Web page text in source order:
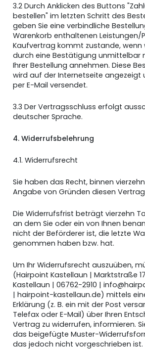
3.2 Durch Anklicken des Buttons
bestellen" im letzten Schritt des
geben Sie eine verbindliche
Warenkorb enthaltenen Leistungen/
Kaufvertrag kommt zustande, wenn
durch eine Bestätigung unmittelbar
Ihrer Bestellung annehmen. Diese
wird auf der Internetseite angezeigt
per E-Mail versendet.
3.3 Der Vertragsschluss erfolgt
deutscher Sprache.
4. Widerrufsbelehrung
4.1. Widerrufsrecht
Sie haben das Recht, binnen
Angabe von Gründen diesen
Die Widerrufsfrist beträgt vierzehn
an dem Sie oder ein von Ihnen
nicht der Beförderer ist, die letzte
genommen haben bzw. hat.
Um Ihr Widerrufsrecht auszuüben,
(Hairpoint Kastellaun | Marktstraße
Kastellaun | 06762-2910 |
| hairpoint-kastellaun.de) mittels
Erklärung (z. B. ein mit der Post
Telefax oder E-Mail) über Ihren
Vertrag zu widerrufen, informieren.
das beigefügte Muster-
das jedoch nicht vorgeschrieben ist.